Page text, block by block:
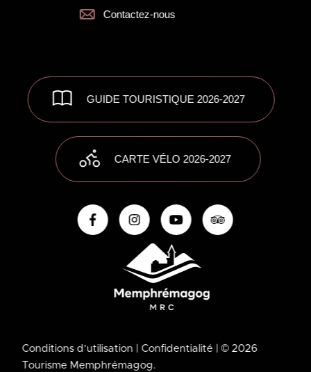
Contactez-nous
GUIDE TOURISTIQUE 2026-2027
CARTE VÉLO 2026-2027
Conditions d’utilisation | Confidentialité | © 2026
Tourisme Memphrémagog.